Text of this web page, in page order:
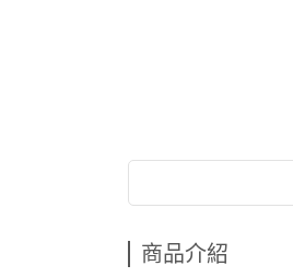
商品介紹